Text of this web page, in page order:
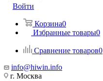
Войти
Корзина0
Избранные товары0
Сравнение товаров0
info@hiwin.info
г. Москва